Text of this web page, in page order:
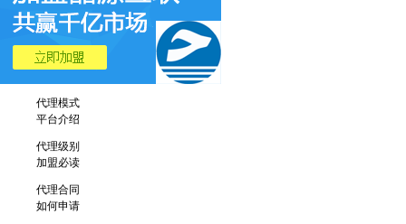
代理模式
平台介绍
代理级别
加盟必读
代理合同
如何申请